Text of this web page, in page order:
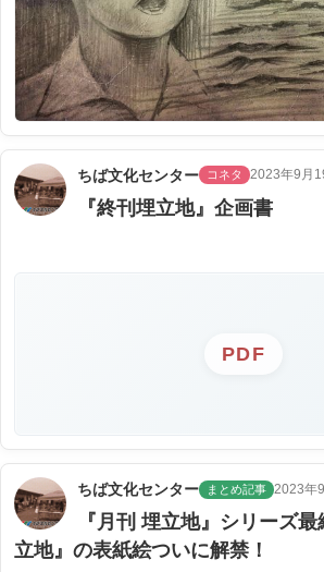
ちば文化センター コネタ 2023年9月
『終刊埋立地』企画書
PDF
ちば文化センター まとめ記事 2023年
『月刊 埋立地』シリーズ
立地』の表紙絵ついに解禁！